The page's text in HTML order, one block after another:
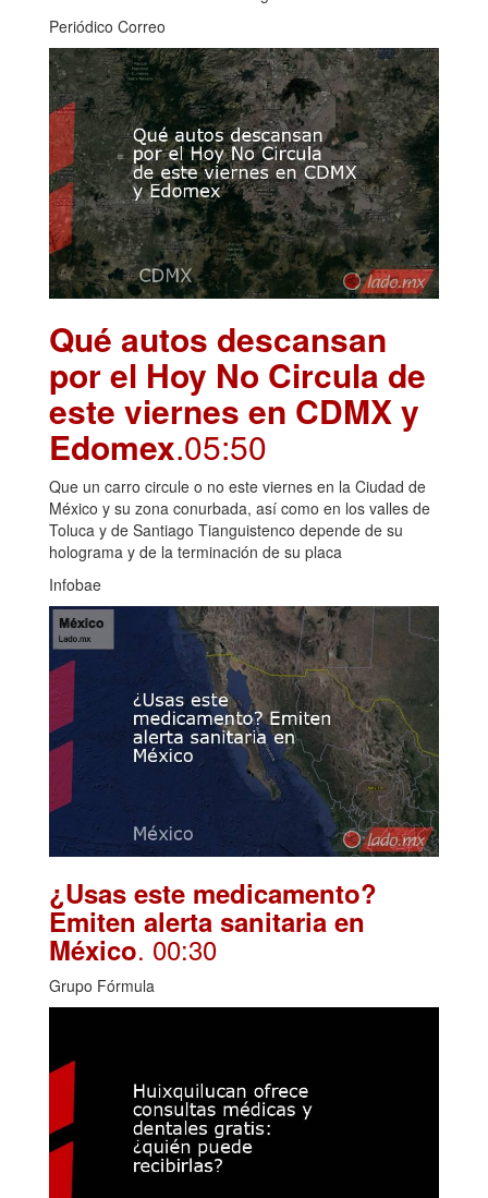
Periódico Correo
Qué autos descansan
por el Hoy No Circula de
este viernes en CDMX y
Edomex.05:50
Que un carro circule o no este viernes en la Ciudad de
México y su zona conurbada, así como en los valles de
Toluca y de Santiago Tianguistenco depende de su
holograma y de la terminación de su placa
Infobae
¿Usas este medicamento?
Emiten alerta sanitaria en
México. 00:30
Grupo Fórmula